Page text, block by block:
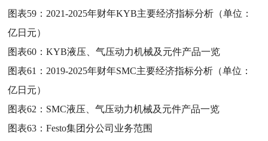
图表59： 2021-2025年财年KYB主要经济指标分析（单位：
亿日元）
图表60：KYB液压、气压动力机械及元件产品一览
图表61： 2019-2025年财年SMC主要经济指标分析（单位：
亿日元）
图表62： SMC液压、气压动力机械及元件产品一览
图表63：Festo集团分公司业务范围